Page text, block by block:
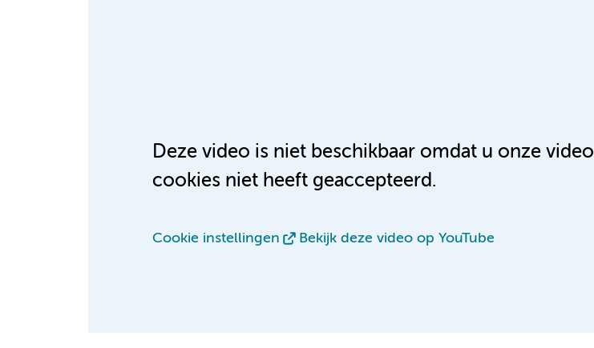
Deze video is niet beschikbaar omdat u onze video
cookies niet heeft geaccepteerd.
Cookie instellingen Bekijk deze video op YouTube